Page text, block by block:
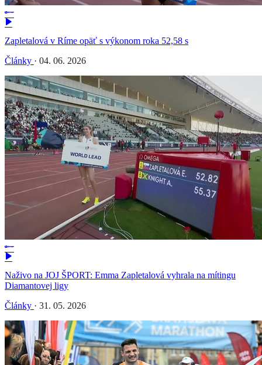
Zapletalová v Ríme opäť s výkonom roka 52,58 s
Články · 04. 06. 2026
Naživo na JOJ ŠPORT: Emma Zapletalová vyhrala na mítingu
Diamantovej ligy
Články · 31. 05. 2026